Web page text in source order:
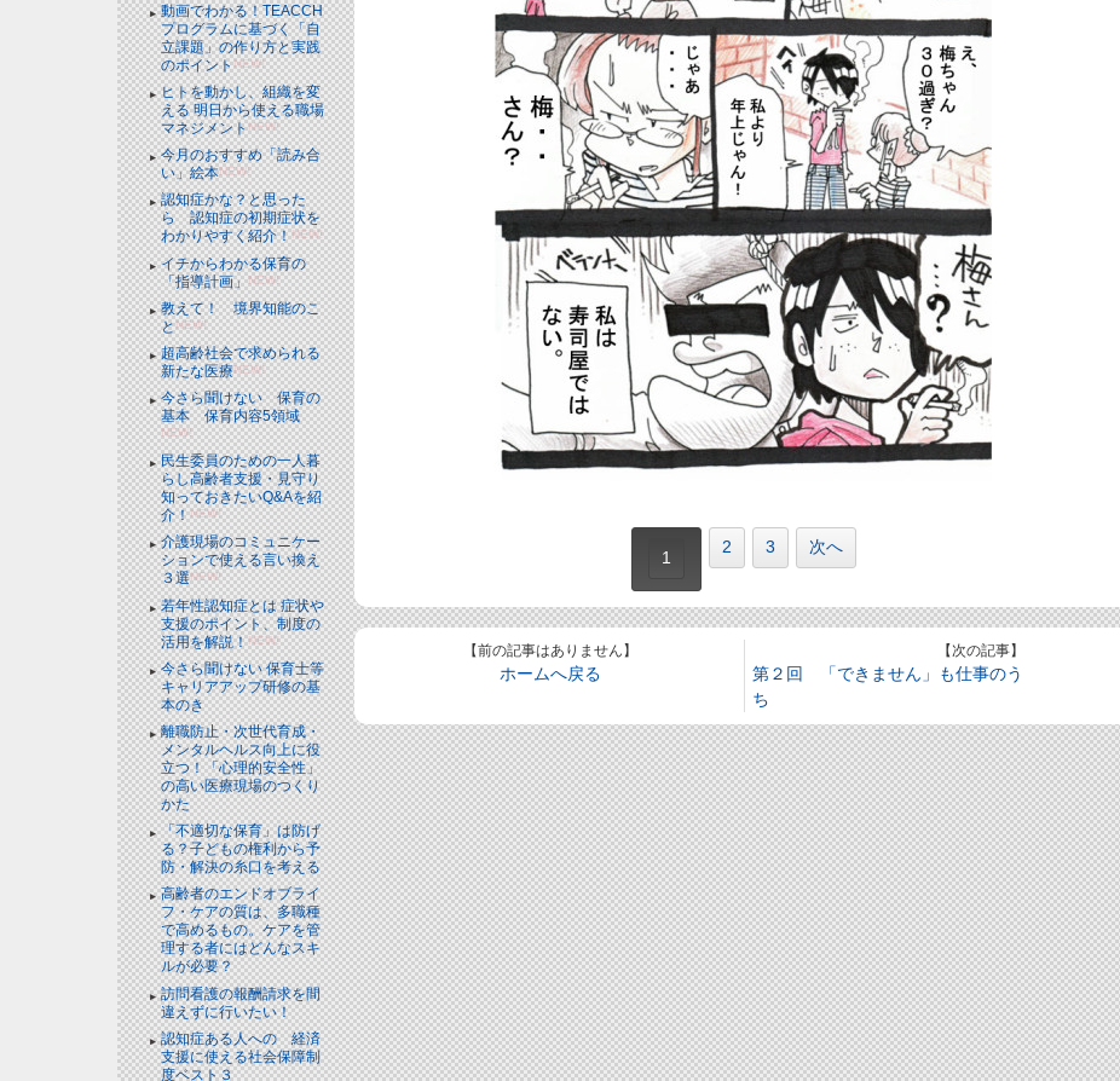
動画でわかる！TEACCH
プログラムに基づく「自
立課題」の作り方と実践
のポイントNEW!
ヒトを動かし、組織を変
える 明日から使える職場
マネジメントNEW!
今月のおすすめ「読み合
い」絵本NEW!
認知症かな？と思った
ら 認知症の初期症状を
わかりやすく紹介！NEW!
イチからわかる保育の
「指導計画」NEW!
教えて！ 境界知能のこ
とNEW!
超高齢社会で求められる
新たな医療NEW!
今さら聞けない 保育の
基本 保育内容5領域
NEW!
民生委員のための一人暮
らし高齢者支援・見守り
知っておきたいQ&Aを紹
介！NEW!
介護現場のコミュニケー
ションで使える言い換え
３選NEW!
若年性認知症とは 症状や
支援のポイント、制度の
活用を解説！NEW!
今さら聞けない 保育士等
キャリアアップ研修の基
本のき
離職防止・次世代育成・
メンタルヘルス向上に役
立つ！「心理的安全性」
の高い医療現場のつくり
かた
「不適切な保育」は防げ
る？子どもの権利から予
防・解決の糸口を考える
高齢者のエンドオブライ
フ・ケアの質は、多職種
で高めるもの。ケアを管
理する者にはどんなスキ
ルが必要？
訪問看護の報酬請求を間
違えずに行いたい！
認知症ある人への 経済
支援に使える社会保障制
度ベスト３
次へ
1
2 3
【前の記事はありません】
ホームへ戻る
【次の記事】
第２回 「できません」も仕事のう
ち